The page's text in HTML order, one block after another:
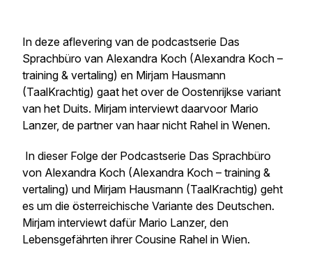
In deze aflevering van de podcastserie Das
Sprachbüro van Alexandra Koch (Alexandra Koch –
training & vertaling) en Mirjam Hausmann
(TaalKrachtig) gaat het over de Oostenrijkse variant
van het Duits. Mirjam interviewt daarvoor Mario
Lanzer, de partner van haar nicht Rahel in Wenen.
In dieser Folge der Podcastserie Das Sprachbüro
von Alexandra Koch (Alexandra Koch – training &
vertaling) und Mirjam Hausmann (TaalKrachtig) geht
es um die österreichische Variante des Deutschen.
Mirjam interviewt dafür Mario Lanzer, den
Lebensgefährten ihrer Cousine Rahel in Wien.